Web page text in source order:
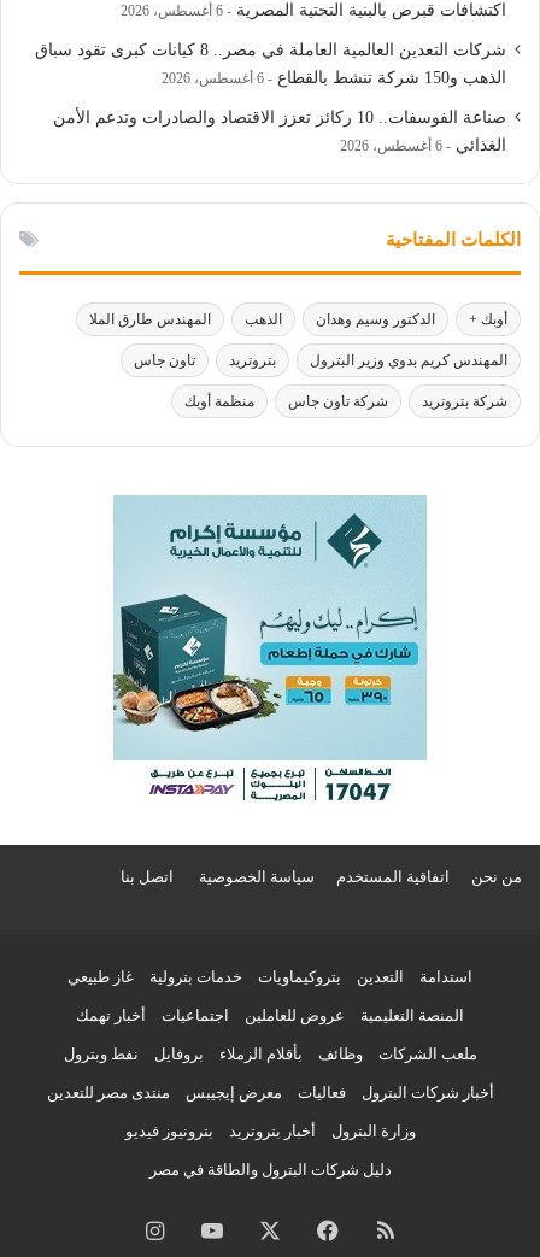
اكتشافات قبرص بالبنية التحتية المصرية
6 أغسطس، 2026
شركات التعدين العالمية العاملة في مصر.. 8 كيانات كبرى تقود سباق
الذهب و150 شركة تنشط بالقطاع
6 أغسطس، 2026
صناعة الفوسفات.. 10 ركائز تعزز الاقتصاد والصادرات وتدعم الأمن
الغذائي
6 أغسطس، 2026
الكلمات المفتاحية
أوبك + الدكتور وسيم وهدان الذهب المهندس طارق الملا
المهندس كريم بدوي وزير البترول بتروتريد تاون جاس
شركة بتروتريد شركة تاون جاس منظمة أوبك
من نحن اتفاقية المستخدم سياسة الخصوصية اتصل بنا
استدامة التعدين بتروكيماويات خدمات بترولية غاز طبيعي
المنصة التعليمية عروض للعاملين اجتماعيات أخبار تهمك
ملعب الشركات وظائف بأقلام الزملاء بروفايل نفط وبترول
أخبار شركات البترول فعاليات معرض إيجيبس منتدى مصر للتعدين
وزارة البترول أخبار بتروتريد بترونيوز فيديو
دليل شركات البترول والطاقة في مصر
ملخصفيسبوك ‫YouTubeانستقرام